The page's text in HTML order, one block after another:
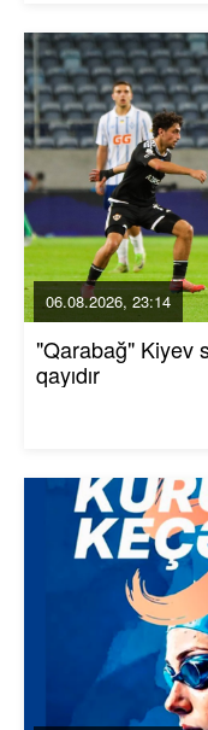
06.08.2026, 23:14
"Qarabağ" Kiyev
qayıdır